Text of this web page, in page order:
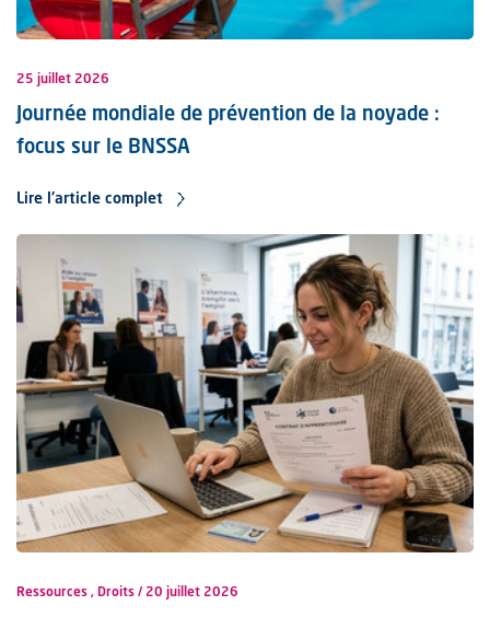
25 juillet 2026
Journée mondiale de prévention de la noyade :
focus sur le BNSSA
Lire l'article complet
Ressources , Droits 20 juillet 2026